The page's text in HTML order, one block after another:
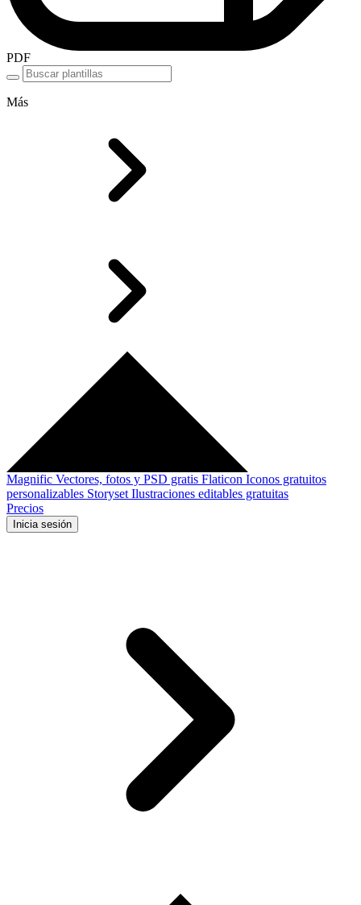
PDF
Más
Magnific Vectores, fotos y PSD gratis Flaticon Iconos gratuitos
personalizables Storyset Ilustraciones editables gratuitas
Precios
Inicia sesión